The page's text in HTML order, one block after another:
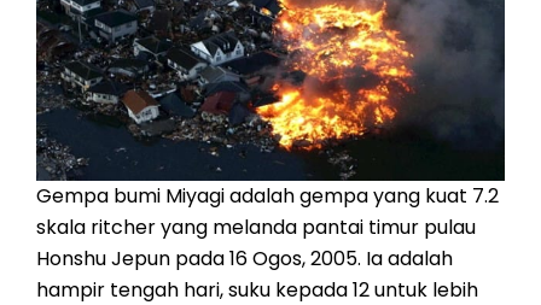
Gempa bumi Miyagi adalah gempa yang kuat 7.2
skala ritcher yang melanda pantai timur pulau
Honshu Jepun pada 16 Ogos, 2005. Ia adalah
hampir tengah hari, suku kepada 12 untuk lebih